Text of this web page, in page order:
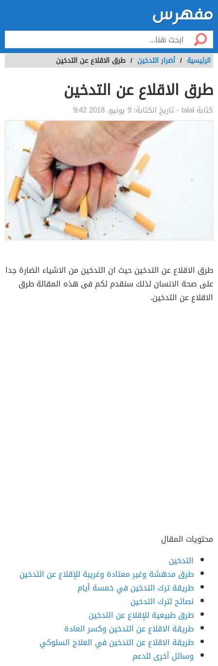
الرئيسية / أضرار التدخين / طرق الاقلاع عن التدخين
طرق الاقلاع عن التدخين
كتابة talal- تاريخ الكتابة: 9 يونيو, 2018 9:42
طرق الاقلاع عن التدخين حيث ان التدخين من الاشياء الضارة جدا
على صحة الانسان لذلك سنقدم لكم فى هذه المقالة طرق
الاقلاع عن التدخين.
محتويات المقال
التدخين
طرق مدهشة وغير معتادة وغريبة للإقلاع عن التدخين
طريقة ترك التدخين في خمسة أيام
نصائح لترك التدخين
طرق طبيعية للإقلاع عن التدخين
طريقة الاقلاع عن التدخين وكسر العادة
طريقة الاقلاع عن التدخين في العلاج السلوكي
وسائل أخرى للدعم